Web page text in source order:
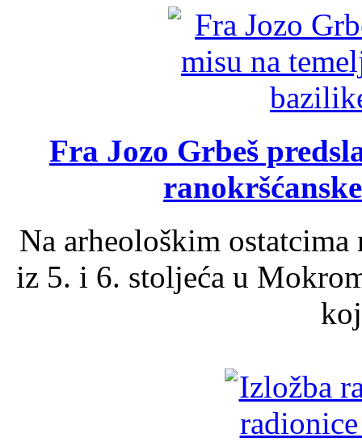
Fra Jozo Grbeš
Na arheološkim
iz 5. i 6. stoljeća u